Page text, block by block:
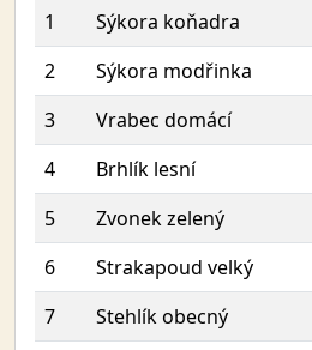
1
Sýkora koňadra
2
Sýkora modřinka
3
Vrabec domácí
4
Brhlík lesní
5
Zvonek zelený
6
Strakapoud velký
7
Stehlík obecný